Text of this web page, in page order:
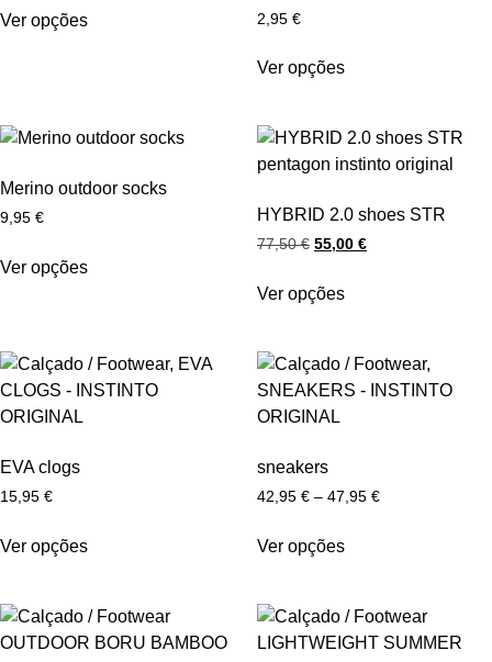
Ver opções 2,95 €
Ver opções
Merino outdoor socks
9,95 €
Ver opções
HYBRID 2.0 shoes STR
77,50€ 55,00 €
Ver opções
EVA clogs
15,95 €
Ver opções
sneakers
42,95 € – 47,95 €
Ver opções